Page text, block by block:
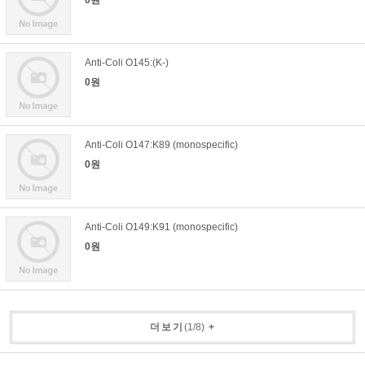
Anti-Coli O145:(K-)
0원
Anti-Coli O147:K89 (monospecific)
0원
Anti-Coli O149:K91 (monospecific)
0원
더보기 (1/8)+